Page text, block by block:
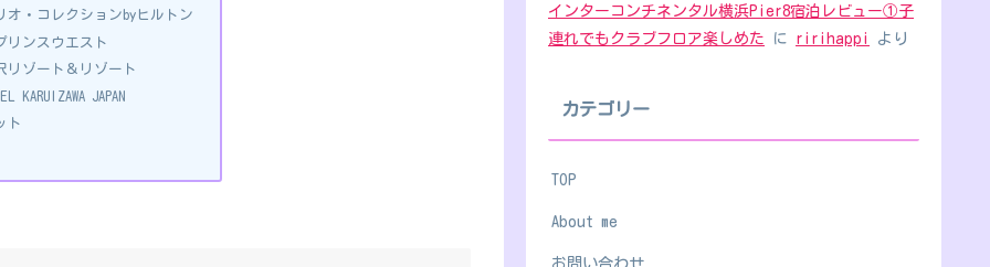
オ・コレクションbyヒルトン
リンスウエスト
リゾート＆リゾート
KARUIZAWA JAPAN
ト
インターコンチネンタル横浜Pier8宿泊レビュー①子
連れでもクラブフロア楽しめた に ririhappi より
カテゴリー
TOP
About me
お問い合わせ